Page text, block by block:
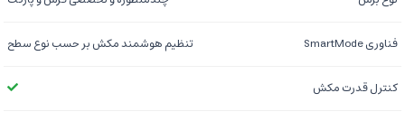
فناوری SmartMode تنظیم هوشمند مکش بر حسب نوع سطح
کنترل قدرت مکش